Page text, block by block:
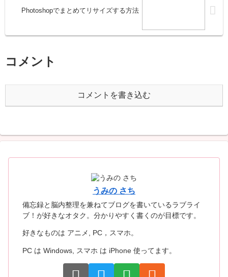
Photoshopでまとめてリサイズする方法
コメント
コメントを書き込む
うみの さち
備忘録と脳内整理を兼ねてブログを書いているラブライ
ブ！が好きなオタク。分かりやすく書くのが目標です。
好きなものは アニメ, PC，スマホ。
PC は Windows, スマホ は iPhone 使ってます。